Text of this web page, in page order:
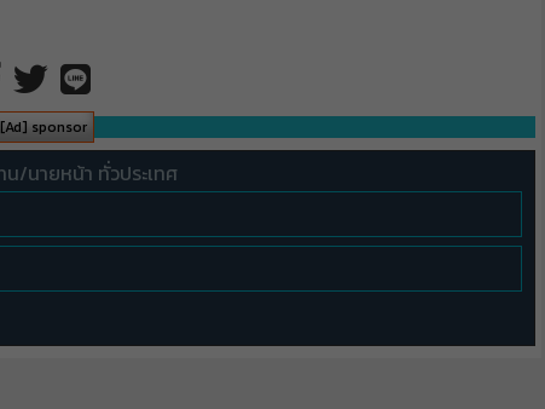
sponsor
/นายหน้า ทั่วประเทศ